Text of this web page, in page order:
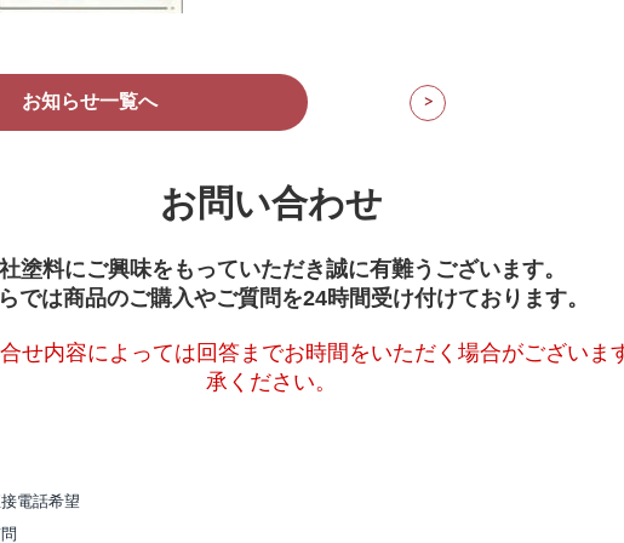
お知らせ一覧へ >